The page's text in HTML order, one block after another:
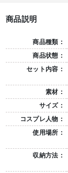
商品説明
商品種類：
商品状態：
セット内容：
素材：
サイズ：
コスプレ人物：
使用場所：
収納方法：